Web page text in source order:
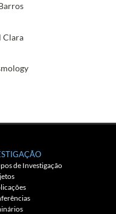
Clara
de Investigação